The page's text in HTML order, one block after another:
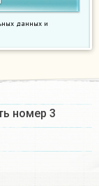
данных и
номер 3